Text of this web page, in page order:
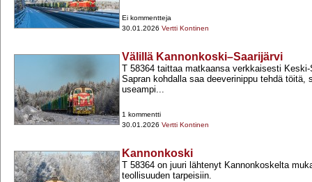
Ei kommentteja
30.01.2026 Vertti Kontinen
Välillä Kannonkoski–Saarijärvi
T 58364 taittaa matkaansa verkkaisesti Keski-​
Sapran kohdalla saa deeverinippu tehdä töitä,
useampi...
1 kommentti
30.01.2026 Vertti Kontinen
Kannonkoski
T 58364 on juuri lähtenyt Kannonkoskelta
teollisuuden tarpeisiin.